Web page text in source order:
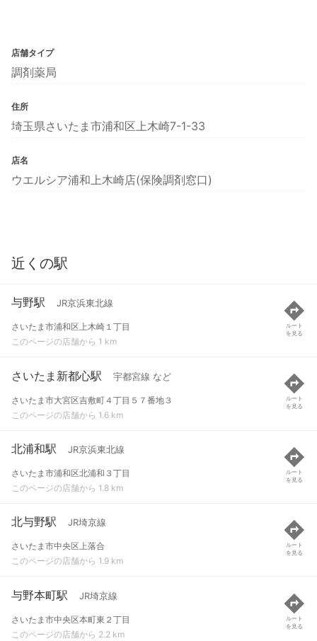
店舗タイプ
調剤薬局
住所
埼玉県さいたま市浦和区上木崎7-1-33
店名
ウエルシア浦和上木崎店(保険調剤窓口)
近くの駅
与野駅 JR京浜東北線
さいたま市浦和区上木崎１丁目
このページの店舗から 1 km
ルート
を見る
さいたま新都心駅 宇都宮線 など
さいたま市大宮区吉敷町４丁目５７番地３
このページの店舗から 1.6 km
ルート
を見る
北浦和駅 JR京浜東北線
さいたま市浦和区北浦和３丁目
このページの店舗から 1.8 km
ルート
を見る
北与野駅 JR埼京線
さいたま市中央区上落合
このページの店舗から 1.9 km
ルート
を見る
与野本町駅 JR埼京線
さいたま市中央区本町東２丁目
このページの店舗から 2.2 km
ルート
を見る